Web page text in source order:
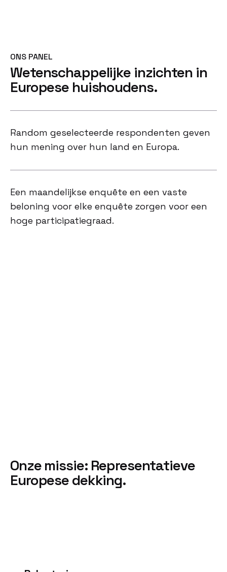
ONS PANEL
Wetenschappelijke inzichten in
Europese huishoudens.
Random geselecteerde respondenten geven
hun mening over hun land en Europa.
Een maandelijkse enquête en een vaste
beloning voor elke enquête zorgen voor een
hoge participatiegraad.
Onze missie: Representatieve
Europese dekking.